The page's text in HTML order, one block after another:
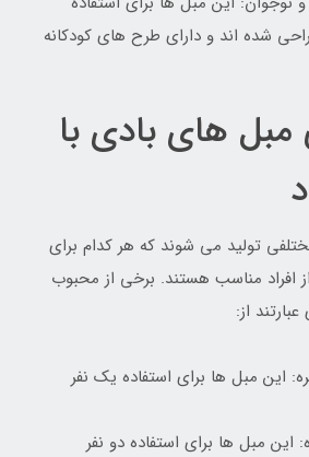
شده اند و دارای طرح های کودکانه
های بادی با
تولید می شوند که هر کدام برای
افراد مناسب هستند. برخی از محبوب
از:
این مبل ها برای استفاده یک نفر
این مبل ها برای استفاده دو نفر